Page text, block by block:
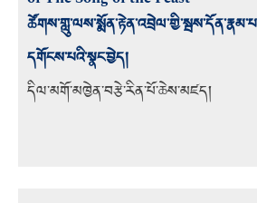
དགོངས་པའི་སྣང་བྱེད།
དིལ་མགོ་མཁྱེན་བརྩེ་རིན་པོ་ཆེས་མཛད།